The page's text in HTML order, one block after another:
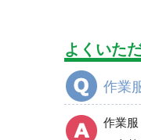
春夏
食品
クリ
よくいた
作業
作業